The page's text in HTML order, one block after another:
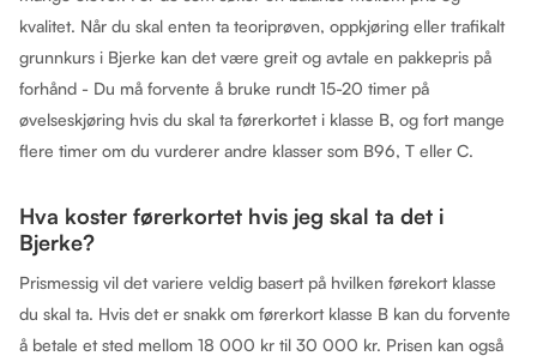
kvalitet. Når du skal enten ta teoriprøven, oppkjøring eller trafikalt
grunnkurs i Bjerke kan det være greit og avtale en pakkepris på
forhånd - Du må forvente å bruke rundt 15-20 timer på
øvelseskjøring hvis du skal ta førerkortet i klasse B, og fort mange
flere timer om du vurderer andre klasser som B96, T eller C.
Hva koster førerkortet hvis jeg skal ta det i
Bjerke?
Prismessig vil det variere veldig basert på hvilken førekort klasse
du skal ta. Hvis det er snakk om førerkort klasse B kan du forvente
å betale et sted mellom 18 000 kr til 30 000 kr. Prisen kan også